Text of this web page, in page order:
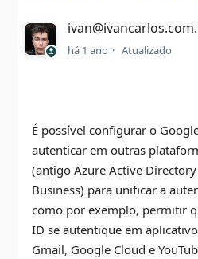
há 1 ano Atualizado
É possível configurar o
autenticar em outras
(antigo Azure Active
Business) para unificar a
como por exemplo, permitir
ID se autentique em
Gmail, Google Cloud e